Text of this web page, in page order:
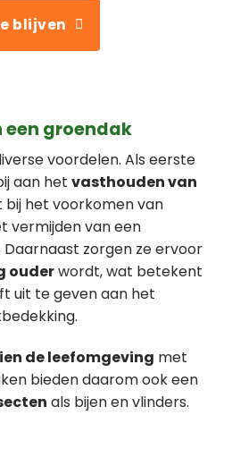
blijven
een groendak
voordelen. Als eerste
aan het vasthouden van
bij het voorkomen van
vermijden van een
zorgen ze ervoor
ouderwordt, wat betekent
uit te geven aan het
de leefomgeving met
bieden daarom ook een
als bijen en vlinders.